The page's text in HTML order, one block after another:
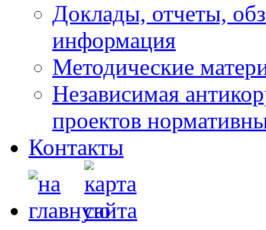
Доклады, отчеты,
информация
Методические
Независимая
проектов
Контакты